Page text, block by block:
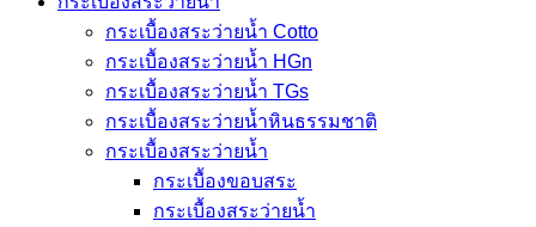
กระเบื้องสระว่ายน้ำ Cotto
กระเบื้องสระว่ายน้ำ HGn
กระเบื้องสระว่ายน้ำ TGs
กระเบื้องสระว่ายน้ำหินธรรมชาติ
กระเบื้องสระว่ายนํ้า
กระเบื้องขอบสระ
กระเบื้องสระว่ายนํ้า